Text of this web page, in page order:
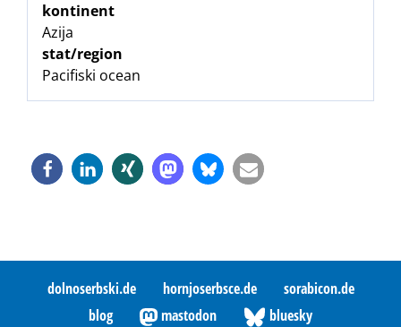
kontinent
Azija
stat/region
Pacifiski ocean
dolnoserbski.de hornjoserbsce.de
sorabicon.de
blog
mastodon bluesky